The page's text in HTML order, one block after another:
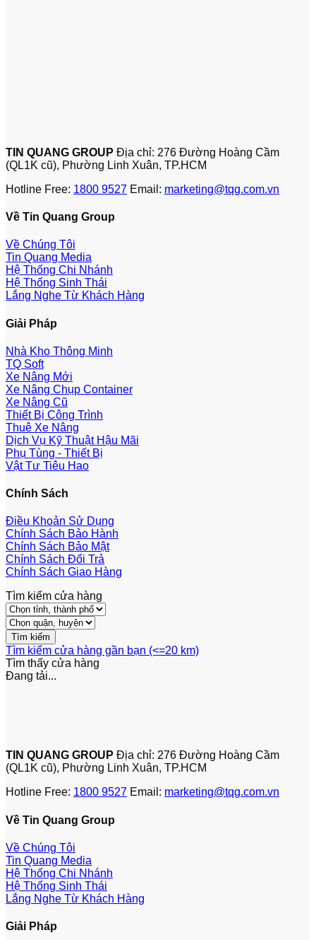
TIN QUANG GROUP Địa chỉ: 276 Đường Hoàng Cầm
(QL1K cũ), Phường Linh Xuân, TP.HCM
Hotline Free: 1800 9527 Email: marketing@tqg.com.vn
Về Tin Quang Group
Về Chúng Tôi
Tin Quang Media
Hệ Thống Chi Nhánh
Hệ Thống Sinh Thái
Lắng Nghe Từ Khách Hàng
Giải Pháp
Nhà Kho Thông Minh
TQ Soft
Xe Nâng Mới
Xe Nâng Chụp Container
Xe Nâng Cũ
Thiết Bị Công Trình
Thuê Xe Nâng
Dịch Vụ Kỹ Thuật Hậu Mãi
Phụ Tùng - Thiết Bị
Vật Tư Tiêu Hao
Chính Sách
Điều Khoản Sử Dụng
Chính Sách Bảo Hành
Chính Sách Bảo Mật
Chính Sách Đổi Trả
Chính Sách Giao Hàng
Tìm kiếm cửa hàng
Tìm kiếm cửa hàng gần bạn (<=20 km)
Tìm thấy cửa hàng
Đang tải...
TIN QUANG GROUP Địa chỉ: 276 Đường Hoàng Cầm
(QL1K cũ), Phường Linh Xuân, TP.HCM
Hotline Free: 1800 9527 Email: marketing@tqg.com.vn
Về Tin Quang Group
Về Chúng Tôi
Tin Quang Media
Hệ Thống Chi Nhánh
Hệ Thống Sinh Thái
Lắng Nghe Từ Khách Hàng
Giải Pháp